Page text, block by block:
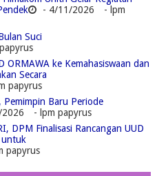
- 4/11/2026
- lpm
Suci
ORMAWA ke Kemahasiswaan dan
Secara
papyrus
Pemimpin Baru Periode
- lpm papyrus
DPM Finalisasi Rancangan UUD
untuk
papyrus